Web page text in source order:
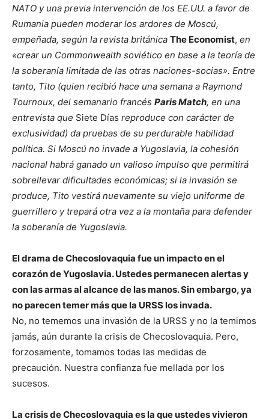
NATO y una previa intervención de los EE.UU. a favor de
Rumania pueden moderar los ardores de Moscú,
empeñada, según la revista británica The Economist, en
«crear un Commonwealth soviético en base a la teoría de
la soberanía limitada de las otras naciones-socias». Entre
tanto, Tito (quien recibió hace una semana a Raymond
Tournoux, del semanario francés Paris Match, en una
entrevista que Siete Días reproduce con carácter de
exclusividad) da pruebas de su perdurable habilidad
política. Si Moscú no invade a Yugoslavia, la cohesión
nacional habrá ganado un valioso impulso que permitirá
sobrellevar dificultades económicas; si la invasión se
produce, Tito vestirá nuevamente su viejo uniforme de
guerrillero y trepará otra vez a la montaña para defender
la soberanía de Yugoslavia.
El drama de Checoslovaquia fue un impacto en el
corazón de Yugoslavia. Ustedes permanecen alertas y
con las armas al alcance de las manos. Sin embargo, ya
no parecen temer más que la URSS los invada.
No, no tememos una invasión de la URSS y no la temimos
jamás, aún durante la crisis de Checoslovaquia. Pero,
forzosamente, tomamos todas las medidas de
precaución. Nuestra confianza fue mellada por los
sucesos.
La crisis de Checoslovaquia es la que ustedes vivieron